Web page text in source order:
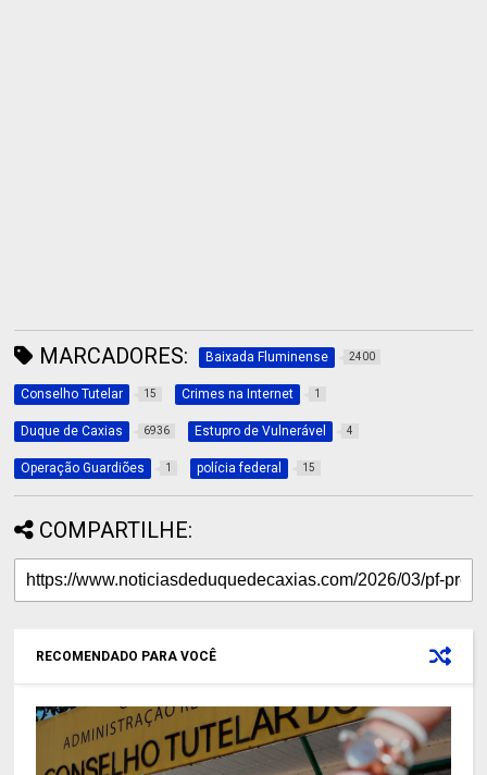
MARCADORES: Baixada Fluminense 2400
Conselho Tutelar 15 Crimes na Internet 1
Duque de Caxias 6936 Estupro de Vulnerável 4
Operação Guardiões 1 polícia federal 15
COMPARTILHE:
RECOMENDADO PARA VOCÊ